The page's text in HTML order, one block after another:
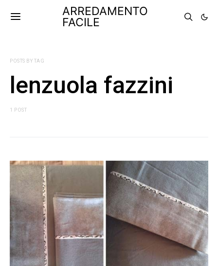
ARREDAMENTO
FACILE
POSTS BY TAG
lenzuola fazzini
1 POST